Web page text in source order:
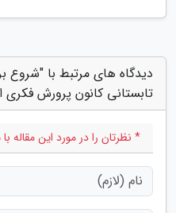
دیدگاه های مرتبط با "شروع
تابستانی کانون پرورش فکری
* نظرتان را در مورد این مقاله